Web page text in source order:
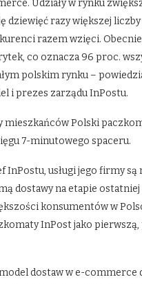
Udziały w rynku
dziewięć razy większej
razem wzięci.
co oznacza 96 proc.
polskim rynku –
i prezes zarządu InPostu.
mieszkańców Polski
7-minutowego spaceru.
InPostu, usługi jego firmy są
dostawy na etapie ostatniej
konsumentów w
InPost jako
dostaw w e-commerce